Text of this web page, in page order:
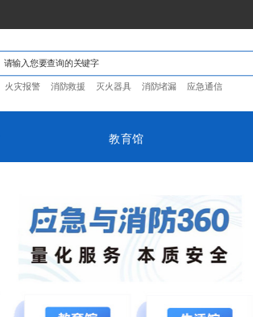
火灾报警 消防救援 灭火器具 消防堵漏 应急通信
教育馆